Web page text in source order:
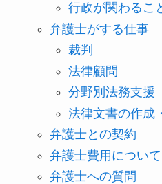
行政が関わるこ
弁護士がする仕事
裁判
法律顧問
分野別法務支援
法律文書の作成
弁護士との契約
弁護士費用について
弁護士への質問